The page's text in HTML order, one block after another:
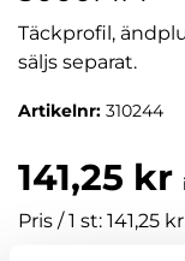
Täckprofil,
säljs separat.
Artikelnr: 310244
141,25 kr
Pris / 1 st: 141,25 kr